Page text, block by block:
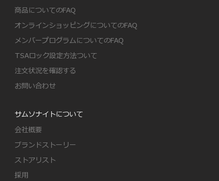
商品についてのFAQ
オンラインショッピングについてのFAQ
メンバープログラムについてのFAQ
TSAロック設定方法ついて
注文状況を確認する
お問い合わせ
サムソナイトについて
会社概要
ブランドストーリー
ストアリスト
採用